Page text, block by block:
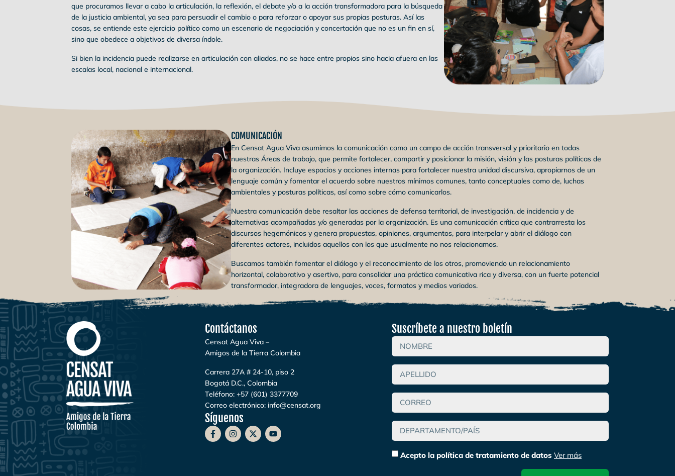
que procuramos llevar a cabo la articulación, la reflexión, el debate y/o a la acción transformadora para la búsqueda
de la justicia ambiental, ya sea para persuadir el cambio o para reforzar o apoyar sus propias posturas. Así las
cosas, se entiende este ejercicio político como un escenario de negociación y concertación que no es un fin en sí,
sino que obedece a objetivos de diversa índole.
Si bien la incidencia puede realizarse en articulación con aliados, no se hace entre propios sino hacia afuera en las
escalas local, nacional e internacional.
COMUNICACIÓN
En Censat Agua Viva asumimos la comunicación como un campo de acción transversal y prioritario en todas
nuestras Áreas de trabajo, que permite fortalecer, compartir y posicionar la misión, visión y las posturas políticas de
la organización. Incluye espacios y acciones internas para fortalecer nuestra unidad discursiva, apropiarnos de un
lenguaje común y fomentar el acuerdo sobre nuestros mínimos comunes, tanto conceptuales como de, luchas
ambientales y posturas políticas, así como sobre cómo comunicarlos.
Nuestra comunicación debe resaltar las acciones de defensa territorial, de investigación, de incidencia y de
alternativas acompañadas y/o generadas por la organización. Es una comunicación crítica que contrarresta los
discursos hegemónicos y genera propuestas, opiniones, argumentos, para interpelar y abrir el diálogo con
diferentes actores, incluidos aquellos con los que usualmente no nos relacionamos.
Buscamos también fomentar el diálogo y el reconocimiento de los otros, promoviendo un relacionamiento
horizontal, colaborativo y asertivo, para consolidar una práctica comunicativa rica y diversa, con un fuerte potencial
transformador, integradora de lenguajes, voces, formatos y medios variados.
Contáctanos
Censat Agua Viva –
Amigos de la Tierra Colombia
Carrera 27A # 24-10, piso 2
Bogotá D.C., Colombia
Teléfono: +57 (601) 3377709
Correo electrónico: info@censat.org
Síguenos
Suscríbete a nuestro boletín
Acepto la política de tratamiento de datos Ver más